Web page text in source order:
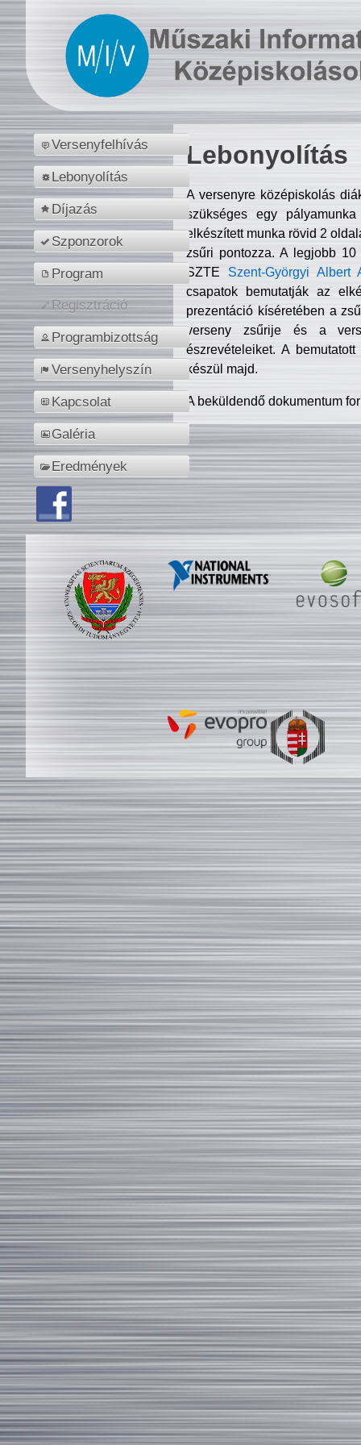
Versenyfelhívás
Lebonyolítás
Díjazás
Szponzorok
Program
Regisztráció
Programbizottság
Versenyhelyszín
Kapcsolat
Galéria
Eredmények
Lebonyolítás
A versenyre középiskolás
szükséges egy
elkészített munka rövid 2
zsűri pontozza. A legjobb
SZTE Szent-Györgyi Albert
csapatok bemutatják az
prezentáció kíséretében a
verseny zsűrije és a
észrevételeiket. A
készül majd.
A beküldendő dokumentum